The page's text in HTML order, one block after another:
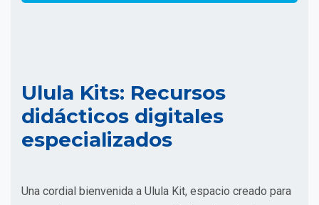
Ulula Kits: Recursos
didácticos digitales
especializados
Una cordial bienvenida a Ulula Kit, espacio creado para